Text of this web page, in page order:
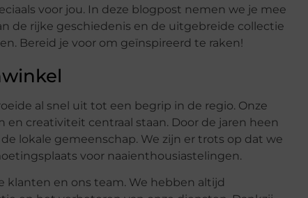
voor jou. In deze blogpost nemen we je mee
de rijke geschiedenis en de uitgebreide collectie
Bereid je voor om geïnspireerd te raken!
al snel uit tot een begrip in de regio. Onze
creativiteit centraal staan. Door de jaren heen
lokale gemeenschap. We zijn er trots op dat we
voor naaienthousiastelingen.
klanten en ons team. We hebben altijd